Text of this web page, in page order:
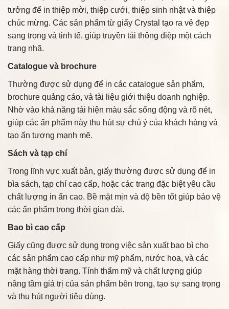
tưởng để in thiệp mời, thiệp cưới, thiệp sinh nhật và thiệp
chúc mừng. Các sản phẩm từ giấy Crystal tạo ra vẻ đẹp
sang trọng và tinh tế, giúp truyền tải thông điệp một cách
trang nhã.
Catalogue và brochure
Thường được sử dụng để in các catalogue sản phẩm,
brochure quảng cáo, và tài liệu giới thiệu doanh nghiệp.
Nhờ vào khả năng tái hiện màu sắc sống động và rõ nét,
giúp các ấn phẩm này thu hút sự chú ý của khách hàng và
tạo ấn tượng mạnh mẽ.
Sách và tạp chí
Trong lĩnh vực xuất bản, giấy thường được sử dụng để in
bìa sách, tạp chí cao cấp, hoặc các trang đặc biệt yêu cầu
chất lượng in ấn cao. Bề mặt mịn và độ bền tốt giúp bảo vệ
các ấn phẩm trong thời gian dài.
Bao bì cao cấp
Giấy cũng được sử dụng trong việc sản xuất bao bì cho
các sản phẩm cao cấp như mỹ phẩm, nước hoa, và các
mặt hàng thời trang. Tính thẩm mỹ và chất lượng giúp
nâng tầm giá trị của sản phẩm bên trong, tạo sự sang trọng
và thu hút người tiêu dùng.